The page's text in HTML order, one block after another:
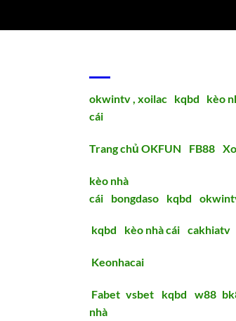
okwintv , xoilac kqbd
kèo
cái
Trang chủ OKFUN FB88
kèo nhà
cái
bongdaso kqbd
kqbd kèo nhà cái cakhiatv
Keonhacai
Fabet vsbet kqbd w88
nhà